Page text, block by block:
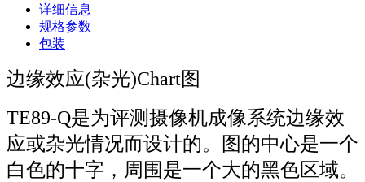
详细信息
规格参数
包装
边缘效应(杂光)Chart图
TE89-Q是为评测摄像机成像系统边缘效
应或杂光情况而设计的。图的中心是一个
白色的十字，周围是一个大的黑色区域。